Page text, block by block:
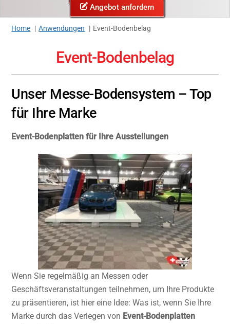
Angebot anfordern
Home Anwendungen Event-Bodenbelag
Event-Bodenbelag
Unser Messe-Bodensystem – Top
für Ihre Marke
Event-Bodenplatten für Ihre Ausstellungen
Wenn Sie regelmäßig an Messen oder
Geschäftsveranstaltungen teilnehmen, um Ihre Produkte
zu präsentieren, ist hier eine Idee: Was ist, wenn Sie Ihre
Marke durch das Verlegen von Event-Bodenplatten